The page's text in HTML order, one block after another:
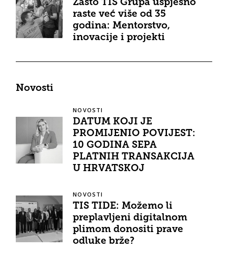
Zašto TIS Grupa uspješno
raste već više od 35
godina: Mentorstvo,
inovacije i projekti
Novosti
NOVOSTI
DATUM KOJI JE
PROMIJENIO POVIJEST:
10 GODINA SEPA
PLATNIH TRANSAKCIJA
U HRVATSKOJ
NOVOSTI
TIS TIDE: Možemo li
preplavljeni digitalnom
plimom donositi prave
odluke brže?